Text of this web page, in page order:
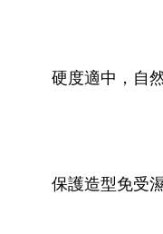
硬度適中，自
保護造型免受